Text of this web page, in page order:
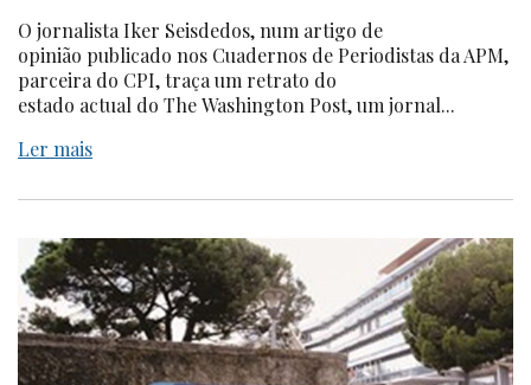
O jornalista Iker Seisdedos, num artigo de
opinião publicado nos Cuadernos de Periodistas da APM,
parceira do CPI, traça um retrato do
estado actual do The Washington Post, um jornal...
Ler mais